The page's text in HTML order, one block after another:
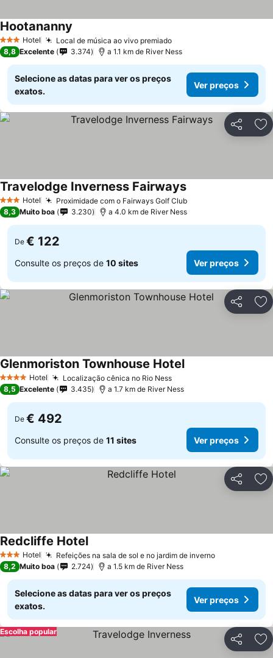
3 EstrelasHotel Local de música ao vivo premiado
Hootananny
8,8 Excelente 3.374 a 1.1 km de River Ness
Selecione as datas para ver os preços
exatos.
Ver preços
Partilhar
3 EstrelasHotel Proximidade com o Fairways Golf Club
Travelodge Inverness Fairways
8,3 Muito boa 3.230 a 4.0 km de River Ness
De € 122
Consulte os preços de 10 sites Ver preços
Partilhar
4 EstrelasHotel Localização cênica no Rio Ness
Glenmoriston Townhouse Hotel
8,5 Excelente 3.435 a 1.7 km de River Ness
De € 492
Consulte os preços de 11 sites Ver preços
Partilhar
3 EstrelasHotel Refeições na sala de sol e no jardim de inverno
Redcliffe Hotel
8,2 Muito boa 2.724 a 1.5 km de River Ness
Selecione as datas para ver os preços
exatos.
Ver preços
Partilhar
Escolha popular